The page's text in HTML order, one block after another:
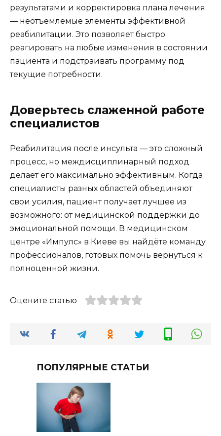
результатами и корректировка плана лечения
— неотъемлемые элементы эффективной
реабилитации. Это позволяет быстро
реагировать на любые изменения в состоянии
пациента и подстраивать программу под
текущие потребности.
Доверьтесь слаженной работе
специалистов
Реабилитация после инсульта — это сложный
процесс, но междисциплинарный подход
делает его максимально эффективным. Когда
специалисты разных областей объединяют
свои усилия, пациент получает лучшее из
возможного: от медицинской поддержки до
эмоциональной помощи. В медицинском
центре «Импулс» в Киеве вы найдёте команду
профессионалов, готовых помочь вернуться к
полноценной жизни.
Оцените статью
ПОПУЛЯРНЫЕ СТАТЬИ